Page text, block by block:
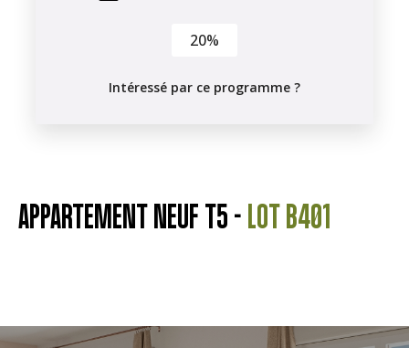
20%
Intéressé par ce programme ?
APPARTEMENT NEUF T5 - LOT B401